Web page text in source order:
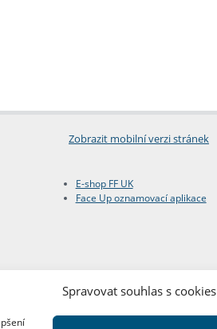
Spravovat souhlas s cookies
Zobrazit mobilní verzi stránek
E-shop FF UK
Face Up oznamovací aplikace